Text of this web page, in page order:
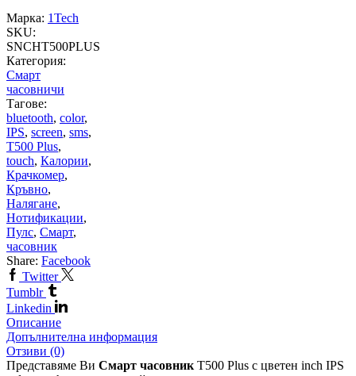
Марка: 1Tech
SKU:
SNCHT500PLUS
Категория:
Смарт
часовничи
Тагове:
bluetooth, color,
IPS, screen, sms,
T500 Plus,
touch, Калории,
Крачкомер,
Кръвно,
Налягане,
Нотификации,
Пулс, Смарт,
часовник
Share: Facebook
Twitter
Tumblr
Linkedin
Описание
Допълнителна информация
Отзиви (0)
Представяме Ви Смарт часовник T500 Plus с цветен inch IPS